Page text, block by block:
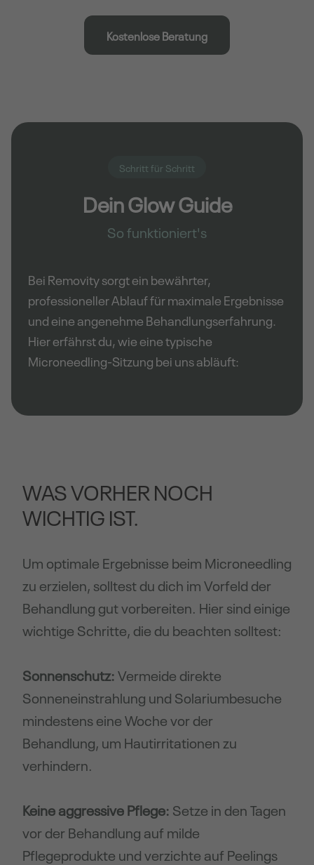
Kostenlose Beratung
Schritt für Schritt
Dein Glow Guide
So funktioniert's
Bei Removity sorgt ein bewährter,
professioneller Ablauf für maximale Ergebnisse
und eine angenehme Behandlungserfahrung.
Hier erfährst du, wie eine typische
Microneedling-Sitzung bei uns abläuft:
WAS VORHER NOCH
WICHTIG IST.
Um optimale Ergebnisse beim Microneedling
zu erzielen, solltest du dich im Vorfeld der
Behandlung gut vorbereiten. Hier sind einige
wichtige Schritte, die du beachten solltest:
Sonnenschutz:Vermeide direkte
Sonneneinstrahlung und Solariumbesuche
mindestens eine Woche vor der
Behandlung, um Hautirritationen zu
verhindern.
Keine aggressive Pflege: Setze in den Tagen
vor der Behandlung auf milde
Pflegeprodukte und verzichte auf Peelings